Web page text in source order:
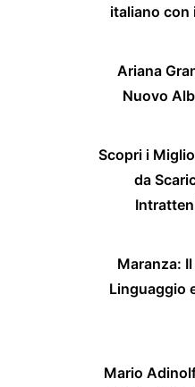
italiano con
Ariana
Nuovo
Scopri i
da
Maranza:
Linguaggio
Mario